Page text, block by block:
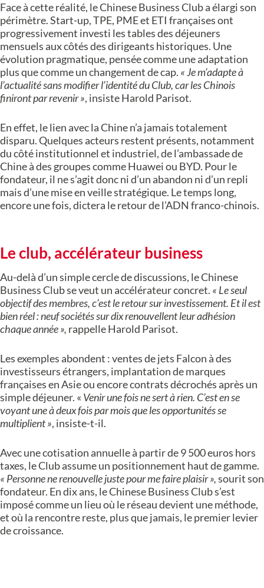
Face à cette réalité, le Chinese Business Club a élargi son
périmètre. Start-up, TPE, PME et ETI françaises ont
progressivement investi les tables des déjeuners
mensuels aux côtés des dirigeants historiques. Une
évolution pragmatique, pensée comme une adaptation
plus que comme un changement de cap. « Je m’adapte à
l’actualité sans modifier l’identité du Club, car les Chinois
finiront par revenir », insiste Harold Parisot.
En effet, le lien avec la Chine n’a jamais totalement
disparu. Quelques acteurs restent présents, notamment
du côté institutionnel et industriel, de l’ambassade de
Chine à des groupes comme Huawei ou BYD. Pour le
fondateur, il ne s’agit donc ni d’un abandon ni d’un repli
mais d’une mise en veille stratégique. Le temps long,
encore une fois, dictera le retour de l’ADN franco-chinois.
Le club, accélérateur business
Au-delà d’un simple cercle de discussions, le Chinese
Business Club se veut un accélérateur concret. « Le seul
objectif des membres, c’est le retour sur investissement. Et il est
bien réel : neuf sociétés sur dix renouvellent leur adhésion
chaque année », rappelle Harold Parisot.
Les exemples abondent : ventes de jets Falcon à des
investisseurs étrangers, implantation de marques
françaises en Asie ou encore contrats décrochés après un
simple déjeuner. « Venir une fois ne sert à rien. C’est en se
voyant une à deux fois par mois que les opportunités se
multiplient », insiste-t-il.
Avec une cotisation annuelle à partir de 9 500 euros hors
taxes, le Club assume un positionnement haut de gamme.
« Personne ne renouvelle juste pour me faire plaisir »,sourit son
fondateur. En dix ans, le Chinese Business Club s’est
imposé comme un lieu où le réseau devient une méthode,
et où la rencontre reste, plus que jamais, le premier levier
de croissance.